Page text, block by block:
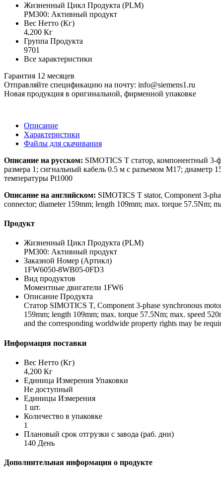
Жизненный Цикл Продукта (PLM)
PM300: Активный продукт
Вес Нетто (Кг)
4,200 Кг
Группа Продукта
9701
Все характеристики
Гарантия 12 месяцев
Отправляйте спецификацию на почту: info@siemens1.ru
Новая продукция в оригинальной, фирменной упаковке
Описание
Характеристики
Файлы для скачивания
Описание на русском: SIMOTICS T статор, компонентный 3-
размера 1; сигнальный кабель 0.5 м с разъемом M17;
температуры Pt1000
Описание на английском: SIMOTICS T stator, Component 3-
connector; diameter 159mm; length 109mm; max. torque 57.5Nm;
Продукт
Жизненный Цикл Продукта (PLM)
PM300: Активный продукт
Заказной Номер (Артикл)
1FW6050-8WB05-0FD3
Вид продуктов
Моментные двигатели 1FW6
Описание Продукта
Статор SIMOTICS T, Component 3-phase synchronous
159mm; length 109mm; max. torque 57.5Nm; max. speed
and the corresponding worldwide property rights may be
Информация поставки
Вес Нетто (Кг)
4,200 Кг
Единица Измерения Упаковки
Не доступный
Единицы Измерения
1 шт.
Количество в упаковке
1
Плановый срок отгрузки с завода (раб. дни)
140 День
Дополнительная информация о продукте